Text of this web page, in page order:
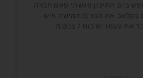
בים התיכון פגשתי פעם חברה
בקלאב את הבר (כחמישה איש
את עצמו יש כוס / צנצנת